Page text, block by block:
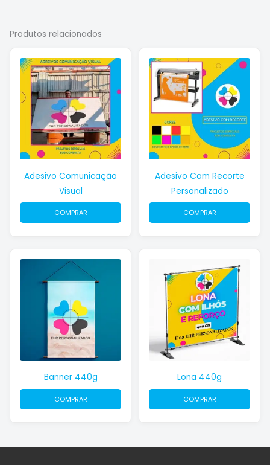
Produtos relacionados
Adesivo Comunicação
Visual
COMPRAR
Adesivo Com Recorte
Personalizado
COMPRAR
Banner 440g
COMPRAR
Lona 440g
COMPRAR